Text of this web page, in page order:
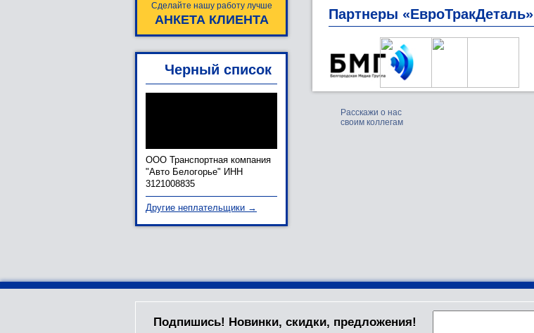
Сделайте нашу работу лучше
АНКЕТА КЛИЕНТА
Черный список
ООО Транспортная компания
"Авто Белогорье" ИНН
3121008835
Другие неплательщики →
Партнеры «ЕвроТракДеталь»
Расскажи о нас
своим коллегам
Подпишись! Новинки, скидки, предложения!